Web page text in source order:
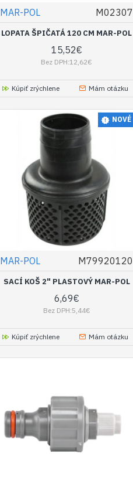
MAR-POL M02307
LOPATA ŠPIČATÁ 120 CM MAR-POL
15,52€
Bez DPH:12,62€
Kúpiť zrýchlene Mám otázku
NOVÉ
MAR-POL M79920120
SACÍ KOŠ 2" PLASTOVÝ MAR-POL
6,69€
Bez DPH:5,44€
Kúpiť zrýchlene Mám otázku